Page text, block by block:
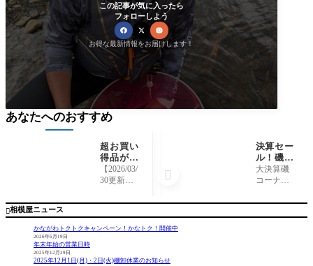
この記事が気に入ったら
フォローしよう
お得な最新情報をお届けします！
相模屋ニュース
かながわトクトクキャンペーン！かなトク！開催中
2026年6月19日
年末年始の営業日時
2025年12月29日
2025年12月1日(月)・2日(火)棚卸休業のお知らせ
あなたへのおすすめ
超お買い
得品がま
鮎『競技
SP V7』
定早い者
す！
【2026/03/
30更新】
ました、
うござい
ァンの皆
決算セー
ル！磯コ
ーナー超
目玉品pa
大決算磯
コーナー
第三弾！
